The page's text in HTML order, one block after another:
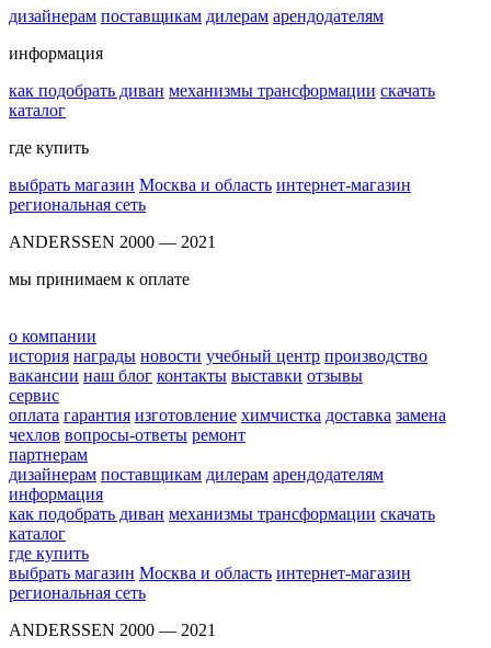
дизайнерам поставщикам дилерам арендодателям
информация
как подобрать диван механизмы трансформации скачать
каталог
где купить
выбрать магазин Москва и область интернет-магазин
региональная сеть
ANDERSSEN 2000 — 2021
мы принимаем к оплате
о компании
история награды новости учебный центр производство
вакансии наш блог контакты выставки отзывы
сервис
оплата гарантия изготовление химчистка доставка замена
чехлов вопросы-ответы ремонт
партнерам
дизайнерам поставщикам дилерам арендодателям
информация
как подобрать диван механизмы трансформации скачать
каталог
где купить
выбрать магазин Москва и область интернет-магазин
региональная сеть
ANDERSSEN 2000 — 2021